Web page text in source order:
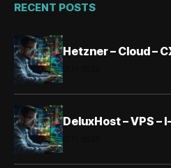
RECENT POSTS
Hetzner – Cloud –
DeluxHost – VPS –